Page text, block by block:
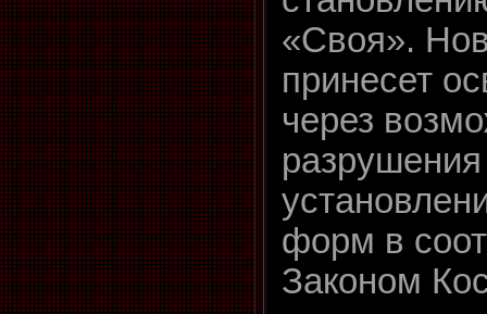
«Своя».
принесет
через
разрушения
форм в
Законом